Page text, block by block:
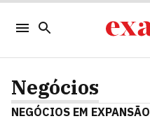
Negócios
NEGÓCIOS EM EXPANSÃO